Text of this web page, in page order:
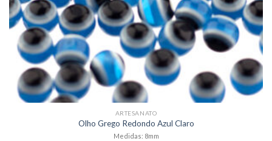
ARTESANATO
Olho Grego Redondo Azul Claro
Medidas: 8mm